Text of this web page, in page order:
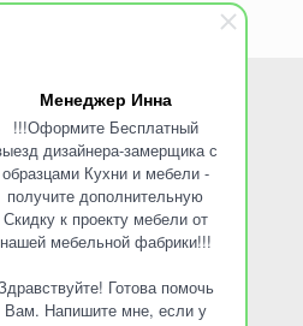
Менеджер Инна
!!!Оформите Бесплатный
дизайнера-замерщика с
образцами Кухни и мебели -
получите дополнительную
Скидку к проекту мебели от
нашей мебельной фабрики!!!
Готова помочь
Вам. Напишите мне, если у
797-10-50 / Whatsapp
info@roinst.ru
компании